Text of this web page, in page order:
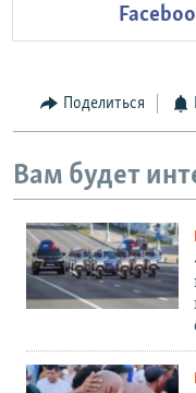
Поделиться
Вам будет